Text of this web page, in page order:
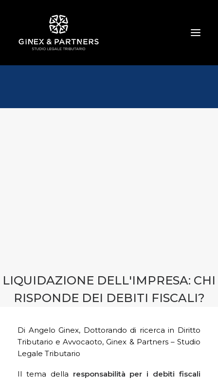
CHI SIAMO
LIQUIDAZIONE DELL'IMPRESA: CHI
RISPONDE DEI DEBITI FISCALI?
Di Angelo Ginex, Dottorando di ricerca in Diritto
Tributario e Avvocaoto, Ginex & Partners – Studio
Legale Tributario
Il tema della responsabilità per i debiti fiscali